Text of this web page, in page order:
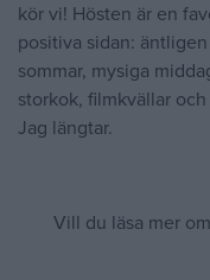
kör vi! Hösten är en
positiva sidan:
sommar, mysiga
storkok, filmkvällar
Jag längtar.
Vill du läsa mer